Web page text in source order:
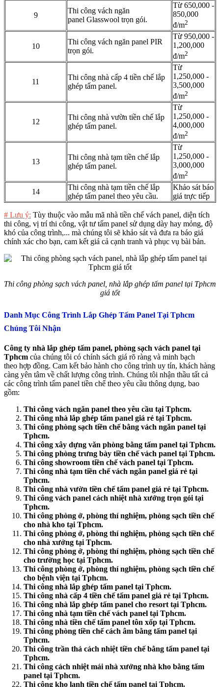
9
Thi công vách ngăn
panel Glasswool trọn gói.
Từ 650,000 -
850,000
đ/m2
10
Thi công vách ngăn panel PIR
trọn gói.
Từ 950,000 -
1,200,000
đ/m2
11
Thi công nhà cấp 4 tiền chế lắp
ghép tấm panel.
Từ
1,250,000 -
3,500,000
đ/m2
12
Thi công nhà vườn tiền chế lắp
ghép tấm panel.
Từ
1,250,000 -
4,000,000
đ/m2
13
Thi công nhà tạm tiền chế lắp
ghép tấm panel.
Từ
1,250,000 -
3,000,000
đ/m2
14
Thi công nhà tạm tiền chế lắp
ghép tấm panel theo yêu cầu.
Khảo sát báo
giá trực tiếp
# Lưu ý: Tùy thuộc vào mẫu mã nhà tiền chế vách panel, diện tích
thi công, vị trí thi công, vật tư tấm panel sử dụng dày hay mỏng, độ
khó của công trình,... mà chúng tôi sẽ khảo sát và đưa ra báo giá
chính xác cho bạn, cam kết giá cả cạnh tranh và phục vụ bài bản.
Thi công phòng sạch vách panel, nhà lắp ghép tấm panel tại Tphcm
giá tốt
Danh Mục Công Trình Lắp Ghép Tấm Panel Tại Tphcm
Chúng Tôi Nhận
Công ty nhà lắp ghép tấm panel, phòng sạch vách panel tại
Tphcm của chúng tôi có chính sách giá rõ ràng và minh bạch
theo hợp đồng. Cam kết bảo hành cho công trình uy tín, khách hàng
càng yên tâm về chất lượng công trình. Chúng tôi nhận thầu tất cả
các công trình tấm panel tiền chế theo yêu cầu thông dụng, bao
gồm:
Thi công vách ngăn panel theo yêu cầu tại Tphcm.
Thi công nhà lắp ghép tấm panel giá rẻ tại Tphcm.
Thi công phòng sạch tiền chế bằng vách ngăn panel tại
Tphcm.
Thi công xây dựng văn phòng bằng tấm panel tại Tphcm.
Thi công phòng trưng bày tiền chế vách panel tại Tphcm.
Thi công showroom tiền chế vách panel tại Tphcm.
Thi công nhà tạm tiền chế vách ngăn panel giá rẻ tại
Tphcm.
Thi công nhà vườn tiền chế tấm panel giá rẻ tại Tphcm.
Thi công vách panel cách nhiệt nhà xưởng trọn gói tại
Tphcm.
Thi công phòng ở, phòng thí nghiệm, phòng sạch tiền chế
cho nhà kho tại Tphcm.
Thi công phòng ở, phòng thí nghiệm, phòng sạch tiền chế
cho nhà xưởng tại Tphcm.
Thi công phòng ở, phòng thí nghiệm, phòng sạch tiền chế
cho trường học tại Tphcm.
Thi công phòng ở, phòng thí nghiệm, phòng sạch tiền chế
cho bệnh viện tại Tphcm.
Thi công nhà lắp ghép tấm panel tại Tphcm.
Thi công nhà cấp 4 tiền chế tấm panel giá rẻ tại Tphcm.
Thi công nhà lắp ghép tấm panel cho resort tại Tphcm.
Thi công nhà tạm tiền chế vách panel tại Tphcm.
Thi công nhà tiền chế tấm panel tôn xốp tại Tphcm.
Thi công phòng tiền chế cách âm bằng tấm panel tại
Tphcm.
Thi công trần thả cách nhiệt tiền chế bằng tấm panel tại
Tphcm.
Thi công cách nhiệt mái nhà xưởng nhà kho bằng tấm
panel tại Tphcm.
Thi công kho lạnh tiền chế tấm panel tại Tphcm.